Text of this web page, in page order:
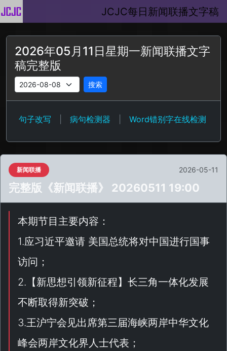
JCJC每日新闻联播文字稿
2026年05月11日星期一新闻联播文字
稿完整版
搜索
句子改写 病句检测器 Word错别字在线检测
新闻联播 2026-05-11
完整版《新闻联播》 20260511 19:00
本期节目主要内容：
1.应习近平邀请 美国总统将对中国进行国事
访问；
2.【新思想引领新征程】长三角一体化发展
不断取得新突破；
3.王沪宁会见出席第三届海峡两岸中华文化
峰会两岸文化界人士代表；